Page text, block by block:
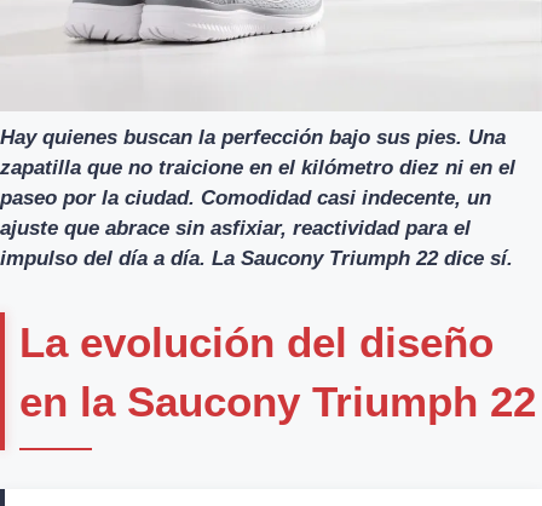
Hay quienes buscan la perfección bajo sus pies. Una
zapatilla que no traicione en el kilómetro diez ni en el
paseo por la ciudad. Comodidad casi indecente, un
ajuste que abrace sin asfixiar, reactividad para el
impulso del día a día. La Saucony Triumph 22 dice sí.
La evolución del diseño
en la Saucony Triumph 22